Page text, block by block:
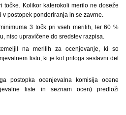
točke. Kolikor katerokoli merilo ne doseže
v postopek ponderiranja in se zavrne.
3 točk pri vseh merilih, ter 60 %
niso upravičene do sredstev razpisa.
na merilih za ocenjevanje, ki so
listu, ki je kot priloga sestavni del
postopka ocenjevalna komisija ocene
liste in seznam ocen) predloži